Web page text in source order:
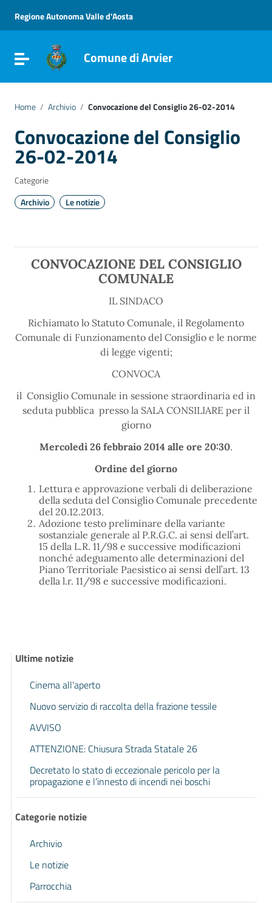
Vai al menu di navigazione
Vai al footer
Regione Autonoma Valle d'Aosta
Attiva / disattiva la navigazione
Comune di Arvier
Home / Archivio / Convocazione del Consiglio 26-02-2014
Convocazione del Consiglio
26-02-2014
Categorie
Archivio
Le notizie
CONVOCAZIONE DEL CONSIGLIO
COMUNALE
IL SINDACO
Richiamato lo Statuto Comunale, il Regolamento
Comunale di Funzionamento del Consiglio e le norme
di legge vigenti;
CONVOCA
il Consiglio Comunale in sessione straordinaria ed in
seduta pubblica presso la SALA CONSILIARE per il
giorno
Mercoledì 26 febbraio 2014 alle ore 20:30.
Ordine del giorno
Lettura e approvazione verbali di deliberazione
della seduta del Consiglio Comunale precedente
del 20.12.2013.
Adozione testo preliminare della variante
sostanziale generale al P.R.G.C. ai sensi dell’art.
15 della L.R. 11/98 e successive modificazioni
nonché adeguamento alle determinazioni del
Piano Territoriale Paesistico ai sensi dell’art. 13
della l.r. 11/98 e successive modificazioni.
Ultime notizie
Cinema all’aperto
Nuovo servizio di raccolta della frazione tessile
AVVISO
ATTENZIONE: Chiusura Strada Statale 26
Decretato lo stato di eccezionale pericolo per la
propagazione e l’innesto di incendi nei boschi
Categorie notizie
Archivio
Le notizie
Parrocchia